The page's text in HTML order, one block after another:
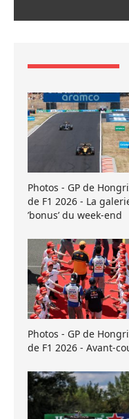
Photos - GP de
de F1 2026 - La
’bonus’ du week-end
Photos - GP de
de F1 2026 - Avant-